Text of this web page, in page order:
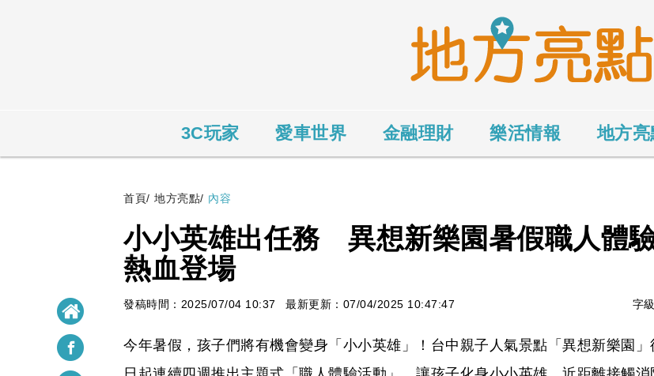
3C玩家 愛車世界 金融理財 樂活情報 地方亮
首頁/ 地方亮點/ 內容
小小英雄出任務 異想新樂園暑假職人體
熱血登場
發稿時間：2025/07/04 10:37 最新更新：07/04/2025 10:47:47 字
今年暑假，孩子們將有機會變身「小小英雄」！台中親子人氣景點「異想新樂園